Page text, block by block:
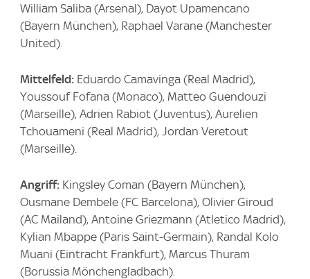
William Saliba (Arsenal), Dayot Upamencano
(Bayern München), Raphael Varane (Manchester
United).
Mittelfeld: Eduardo Camavinga (Real Madrid),
Youssouf Fofana (Monaco), Matteo Guendouzi
(Marseille), Adrien Rabiot (Juventus), Aurelien
Tchouameni (Real Madrid), Jordan Veretout
(Marseille).
Angriff: Kingsley Coman (Bayern München),
Ousmane Dembele (FC Barcelona), Olivier Giroud
(AC Mailand), Antoine Griezmann (Atletico Madrid),
Kylian Mbappe (Paris Saint-Germain), Randal Kolo
Muani (Eintracht Frankfurt), Marcus Thuram
(Borussia Mönchengladbach).